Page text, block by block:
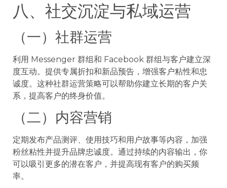
八、社交沉淀与私域运营
（一）社群运营
利用 Messenger 群组和 Facebook 群组与客户建立深
度互动。提供专属折扣和新品预告，增强客户粘性和忠
诚度。这种社群运营策略可以帮助你建立长期的客户关
系，提高客户的终身价值。
（二）内容营销
定期发布产品测评、使用技巧和用户故事等内容，加强
粉丝粘性并提升品牌忠诚度。通过持续的内容输出，你
可以吸引更多的潜在客户，并提高现有客户的购买频
率。